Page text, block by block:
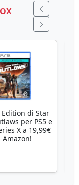
Edition di Star
per PS5 e
X a 19,99€
Amazon!